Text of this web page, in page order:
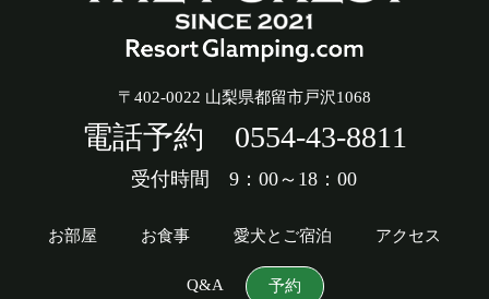
〒402-0022 山梨県都留市戸沢1068
電話予約 0554-43-8811
受付時間 9：00～18：00
お部屋 お食事 愛犬とご宿泊 アクセス
Q&A 予約